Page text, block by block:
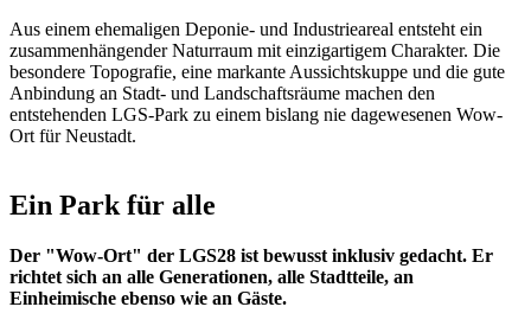
Aus einem ehemaligen Deponie- und Industrieareal entsteht ein
zusammenhängender Naturraum mit einzigartigem Charakter. Die
besondere Topografie, eine markante Aussichtskuppe und die gute
Anbindung an Stadt- und Landschaftsräume machen den
entstehenden LGS-Park zu einem bislang nie dagewesenen Wow-
Ort für Neustadt.
Ein Park für alle
Der "Wow-Ort" der LGS28 ist bewusst inklusiv gedacht. Er
richtet sich an alle Generationen, alle Stadtteile, an
Einheimische ebenso wie an Gäste.